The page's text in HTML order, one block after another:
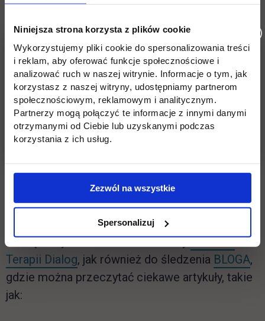
Niniejsza strona korzysta z plików cookie
Wykorzystujemy pliki cookie do spersonalizowania treści
i reklam, aby oferować funkcje społecznościowe i
analizować ruch w naszej witrynie. Informacje o tym, jak
korzystasz z naszej witryny, udostępniamy partnerom
społecznościowym, reklamowym i analitycznym.
Partnerzy mogą połączyć te informacje z innymi danymi
otrzymanymi od Ciebie lub uzyskanymi podczas
korzystania z ich usług.
Zezwól na wszystkie
Spersonalizuj
100.000 osób, zatrudnia kilkuset
profesjonalnych, zweryfikowanych psychologów,
psychoterapeutów i lekarzy psychiatrów.
Centrum Terapii Dialog zapewnia dedykowaną
osobę, która pokieruje Cię do odpowiedniego
specjalisty. Konsultacja z
tajemnicą lekarską – nikt oprócz Ciebie nie
będzie miał dostępu do Twoich danych oraz
przebiegu konsultacji.
Zachęcamy do odwiedzenia stronyCentrum
Terapii Dialoglink otwiera się w nowej karcie
, jak również do śledzenia BLOGA,
gdzie można przeczytać ciekawe artykuły, takie
jak: